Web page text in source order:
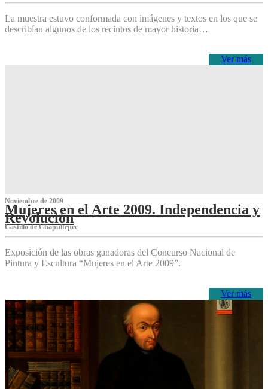
La muestra estuvo conformada con imágenes y textos en los que se
describían algunos de los recintos de mayor historia…
Ver más
Noviembre de 2009
Mujeres en el Arte 2009. Independencia y
Revolución
Castillo de Chapultepec
Exposición de las obras ganadoras del Concurso Nacional de
Pintura y Escultura “Mujeres en el Arte 2009”.
Ver más